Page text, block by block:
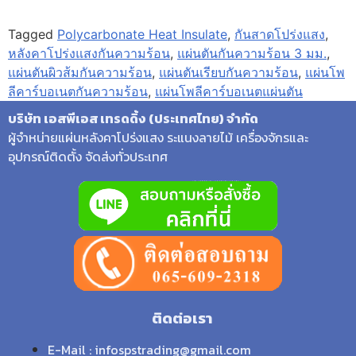
Tagged Polycarbonate Heat Insulate, กันสาดโปร่งแสง,
หลังคาโปร่งแสงกันความร้อน, แผ่นตันกันความร้อน 3 มม.,
แผ่นตันผิวส้มกันความร้อน, แผ่นตันเรียบกันความร้อน, แผ่นโพ
ลีคาร์บอเนตกันความร้อน, แผ่นโพลีคาร์บอเนตแผ่นตัน
บริษัท เอสพีเอส เทรดดิ้ง (ประเทศไทย) จำกัด
ผู้จำหน่ายแผ่นหลังคาโปร่งแสง ระแนงลายไม้ เครื่องจักรและ
อุปกรณ์ติดตั้ง จัดส่งทั่วประเทศ
ติดต่อเรา
E-Mail : infospstrading@gmail.com